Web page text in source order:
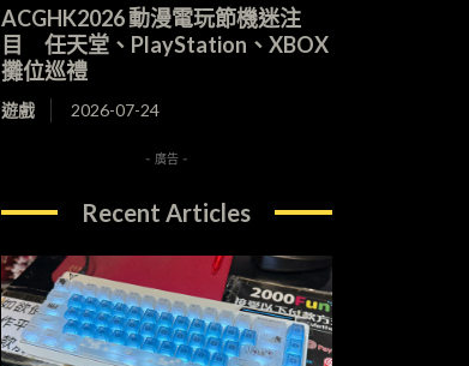
ACGHK2026 動漫電玩節機迷注
目 任天堂、PlayStation、XBOX
攤位巡禮
遊戲 2026-07-24
- 廣告 -
Recent Articles